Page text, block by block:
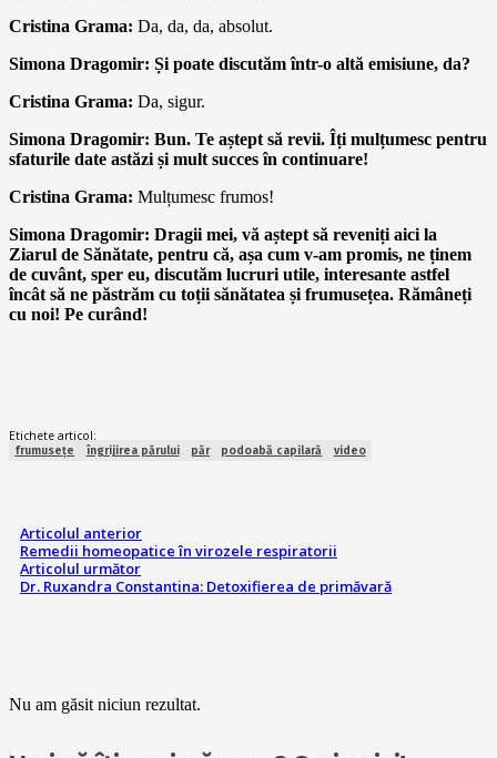
Cristina Grama: Da, da, da, absolut.
Simona Dragomir: Și poate discutăm într-o altă emisiune, da?
Cristina Grama: Da, sigur.
Simona Dragomir: Bun. Te aștept să revii. Îți mulțumesc pentru
sfaturile date astăzi și mult succes în continuare!
Cristina Grama: Mulțumesc frumos!
Simona Dragomir: Dragii mei, vă aștept să reveniți aici la
Ziarul de Sănătate, pentru că, așa cum v-am promis, ne ținem
de cuvânt, sper eu, discutăm lucruri utile, interesante astfel
încât să ne păstrăm cu toții sănătatea și frumusețea. Rămâneți
cu noi! Pe curând!
Etichete articol:
frumusețe îngrijirea părului păr podoabă capilară video
Articolul anterior
Remedii homeopatice în virozele respiratorii
Articolul următor
Dr. Ruxandra Constantina: Detoxifierea de primăvară
Nu am găsit niciun rezultat.